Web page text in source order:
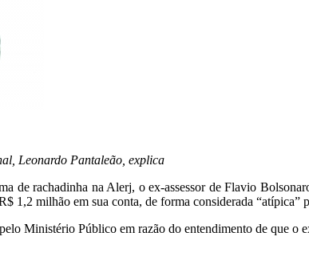
Leonardo Pantaleão, explica
de rachadinha na Alerj, o ex-assessor de Flavio
1,2 milhão em sua conta, de forma considerada “atípica”
Ministério Público em razão do entendimento de que